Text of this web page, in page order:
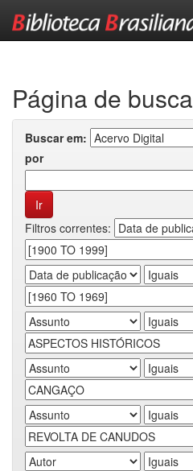
Página de busca
Buscar em:
por
Filtros correntes: